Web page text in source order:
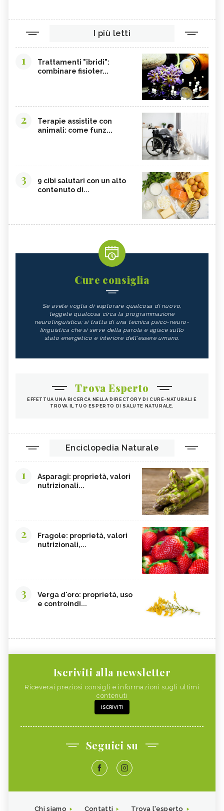
I più letti
1
Trattamenti "ibridi":
combinare fisioter...
2
Terapie assistite con
animali: come funz...
3
9 cibi salutari con un alto
contenuto di...
Cure consiglia
Se avete voglia di esplorare qualcosa di nuovo,
leggete qualcosa circa la programmazione
neurolinguistica; si tratta di una tecnica psico-neuro-
linguistica che si serve della parola e agisce sullo
stato energetico e interiore dell'essere umano.
Trova Esperto
EFFETTUA UNA RICERCA NELLA DIRECTORY DI CURE-NATURALI E
TROVA IL TUO ESPERTO DI SALUTE NATURALE.
Enciclopedia Naturale
1
Asparagi: proprietà, valori
nutrizionali...
2
Fragole: proprietà, valori
nutrizionali,...
3
Verga d'oro: proprietà, uso
e controindi...
Iscriviti alla newsletter
Riceverai preziosi consigli e informazioni sugli ultimi
contenuti
ISCRIVITI
Seguici su
Chi siamo Contatti Trova l'esperto